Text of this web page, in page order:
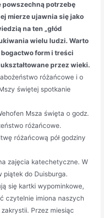
potrzebę
mierze ujawnia się jako
na ten „głód
wielu ludzi. Warto
form i treści
przez wieki.
różańcowe i o
świętej spotkanie
Msza święta o godz.
różańcowe.
różańcową pół godziny
zajęcia katechetyczne. W
piątek do Duisburga.
się kartki wypominkowe,
czytelnie imiona naszych
Przez miesiąc